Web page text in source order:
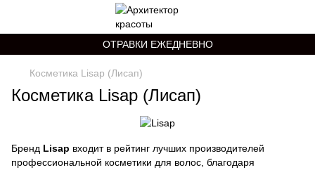
ОТРАВКИ ЕЖЕДНЕВНО
Косметика Lisap (Лисап)
Косметика Lisap (Лисап)
Бренд Lisap входит в рейтинг лучших производителей
профессиональной косметики для волос, благодаря